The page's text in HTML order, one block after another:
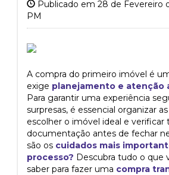
Publicado em 28 de Fevereiro
PM
A compra do primeiro imóvel é
exige planejamento e atenção
Para garantir uma experiência
surpresas, é essencial organizar
escolher o imóvel ideal e verificar
documentação antes de fechar
são os cuidados mais
processo? Descubra tudo o que
saber para fazer uma compra